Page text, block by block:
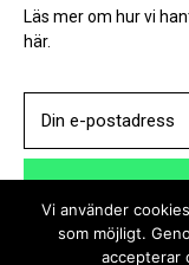
Läs mer om hur vi
här.
Vi använder
som möjligt.
accepterar